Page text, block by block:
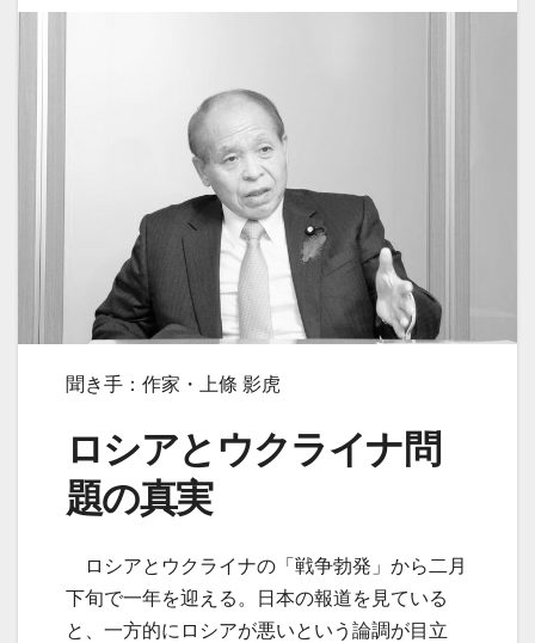
聞き手：作家・上條 影虎
ロシアとウクライナ問
題の真実
ロシアとウクライナの「戦争勃発」から二月
下旬で一年を迎える。日本の報道を見ている
と、一方的にロシアが悪いという論調が目立